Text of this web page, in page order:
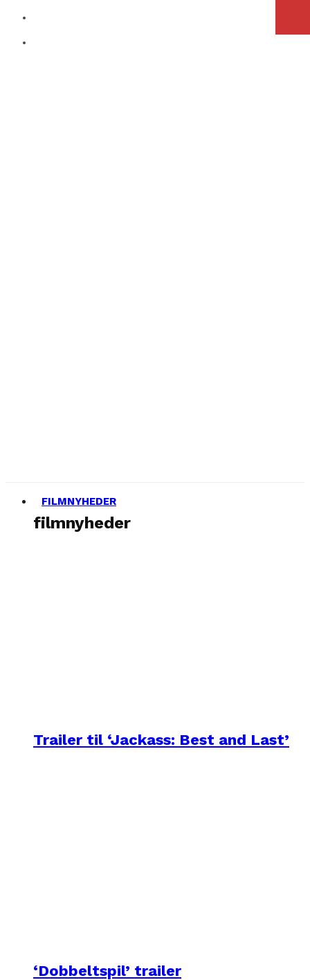
FILMNYHEDER
filmnyheder
Trailer til ‘Jackass: Best and Last’
‘Dobbeltspil’ trailer